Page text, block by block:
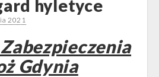
hyletyce
2021
Gdynia